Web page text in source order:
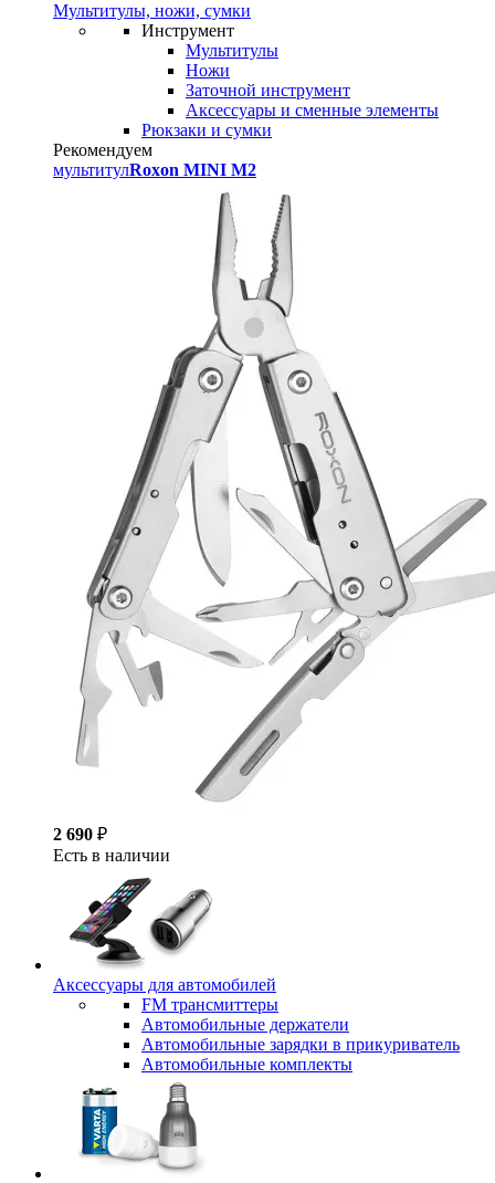
Мультитулы, ножи, сумки
Инструмент
Мультитулы
Ножи
Заточной инструмент
Аксессуары и сменные элементы
Рюкзаки и сумки
Рекомендуем
мультитулRoxon MINI M2
2 690 ₽
Есть в наличии
Аксессуары для автомобилей
FM трансмиттеры
Автомобильные держатели
Автомобильные зарядки в прикуриватель
Автомобильные комплекты